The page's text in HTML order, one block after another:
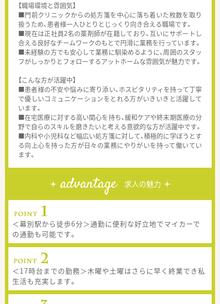
【職場環境と雰囲気】
■門前クリニックからの処方箋を中心に落ち着いた枚数を取り
扱うため、患者様一人ひとりとじっくり向き合える職場です。
■現在は正社員2名の薬剤師が在籍しており、互いにサポートし
合える良好なチームワークのもとで円滑に業務を行っています。
■未経験の方でも安心して業務に馴染めるように、周囲のスタッ
フがしっかりとフォローするアットホームな雰囲気が魅力です。
【こんな方が活躍中】
■患者様の不安や悩みに寄り添い、ホスピタリティを持って丁寧
で優しいコミュニケーションをとれる方がいきいきと活躍して
います。
■在宅医療に対する高い関心を持ち、緩和ケアや終末期医療の分
野で自らのスキルを磨きたいと考える意欲的な方が活躍中です。
■内科や小児科など幅広い処方箋に対して、積極的に学ぼうとす
る向上心を持った方が日々の業務にやりがいを持って働いてい
ます。
advantage 求人の魅力
＜幕別駅から徒歩6分＞通勤に便利な好立地でマイカーで
の通勤も可能です。
＜17時台までの勤務＞木曜や土曜はさらに早く終業でき私
生活も充実します。